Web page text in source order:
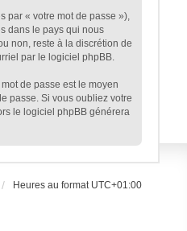
par « votre mot de passe »),
dans le pays qui nous
non, reste à la discrétion de
par le logiciel phpBB.
de passe est le moyen
passe. Si vous oubliez votre
le logiciel phpBB générera
Heures au format UTC+01:00